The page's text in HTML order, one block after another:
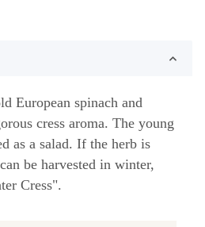
European spinach and
cress aroma. The young
as a salad. If the herb is
be harvested in winter,
Cress".